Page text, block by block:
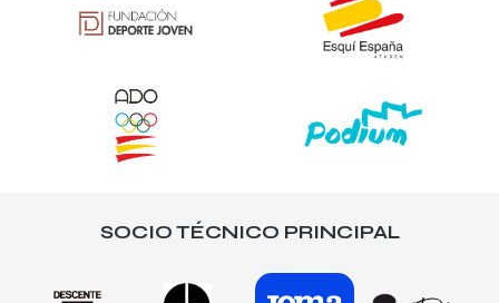
SOCIO TÉCNICO PRINCIPAL